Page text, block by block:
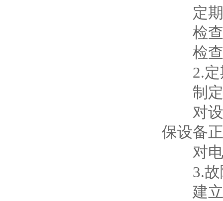
定期
检查
检查
2.定
制定
对设
保设备
对电
3.故
建立